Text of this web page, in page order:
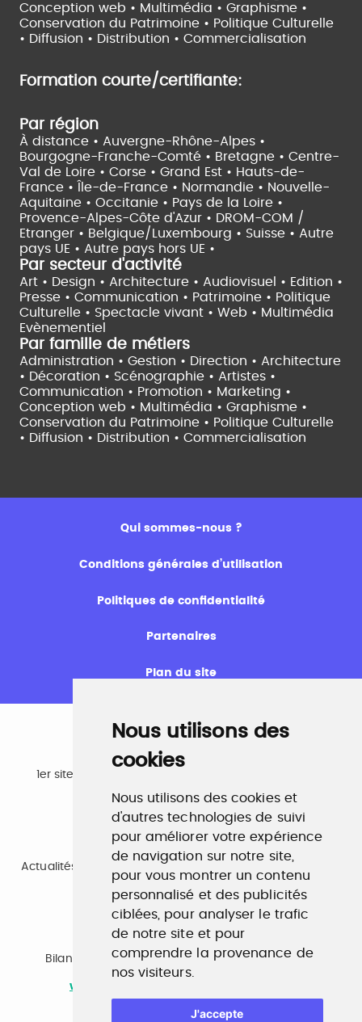
Nous utilisons des
cookies
Nous utilisons des cookies et
d'autres technologies de suivi
pour améliorer votre expérience
de navigation sur notre site,
pour vous montrer un contenu
personnalisé et des publicités
ciblées, pour analyser le trafic
de notre site et pour
comprendre la provenance de
nos visiteurs.
J'accepte
Conception web • Multimédia • Graphisme •
Conservation du Patrimoine • Politique Culturelle
• Diffusion • Distribution • Commercialisation
Formation courte/certifiante:
Par région
À distance • Auvergne-Rhône-Alpes •
Bourgogne-Franche-Comté • Bretagne • Centre-
Val de Loire • Corse • Grand Est • Hauts-de-
France •
Île-de-France • Normandie • Nouvelle-
Aquitaine • Occitanie • Pays de la Loire •
Provence-Alpes-Côte d'Azur • DROM-COM /
Etranger • Belgique/Luxembourg • Suisse • Autre
pays UE • Autre pays hors UE •
Par secteur d'activité
Art • Design • Architecture • Audiovisuel • Edition •
Presse • Communication • Patrimoine • Politique
Culturelle • Spectacle vivant • Web • Multimédia
Evènementiel
Par famille de métiers
Administration • Gestion • Direction • Architecture
• Décoration • Scénographie • Artistes •
Communication • Promotion • Marketing •
Conception web • Multimédia • Graphisme •
Conservation du Patrimoine • Politique Culturelle
• Diffusion • Distribution • Commercialisation
Qui sommes-nous ?
Conditions générales d’utilisation
Politiques de confidentialité
Partenaires
Plan du site
Emploi
1er site emploi du secteur culturel 784.000 visites et
www.profilculture.com
Formation
Actualités, guide et annuaire des formations aux métiers
de la culture.
www.profilculture-formation.com
Accompagnement professionnel
Bilan de compétences, coaching, techniques de
recherche d'emploi, entretien conseil.
www.profilculture-competences.com